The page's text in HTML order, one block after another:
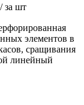
/ за шт
элементов в
сращивания
линейный